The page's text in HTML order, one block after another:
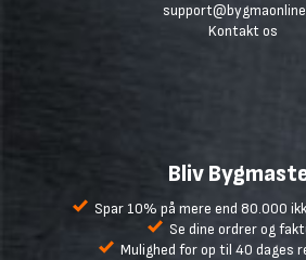
Kontakt os
Bliv
Spar 10% på mere end 80.000
Se dine ordrer og
Mulighed for op til 40 dages